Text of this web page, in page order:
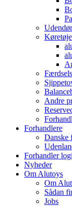
Andre
Forhandlere
Danske
Forhandler
Nyheder
Om Alutoys
Om
Sådan
Jobs